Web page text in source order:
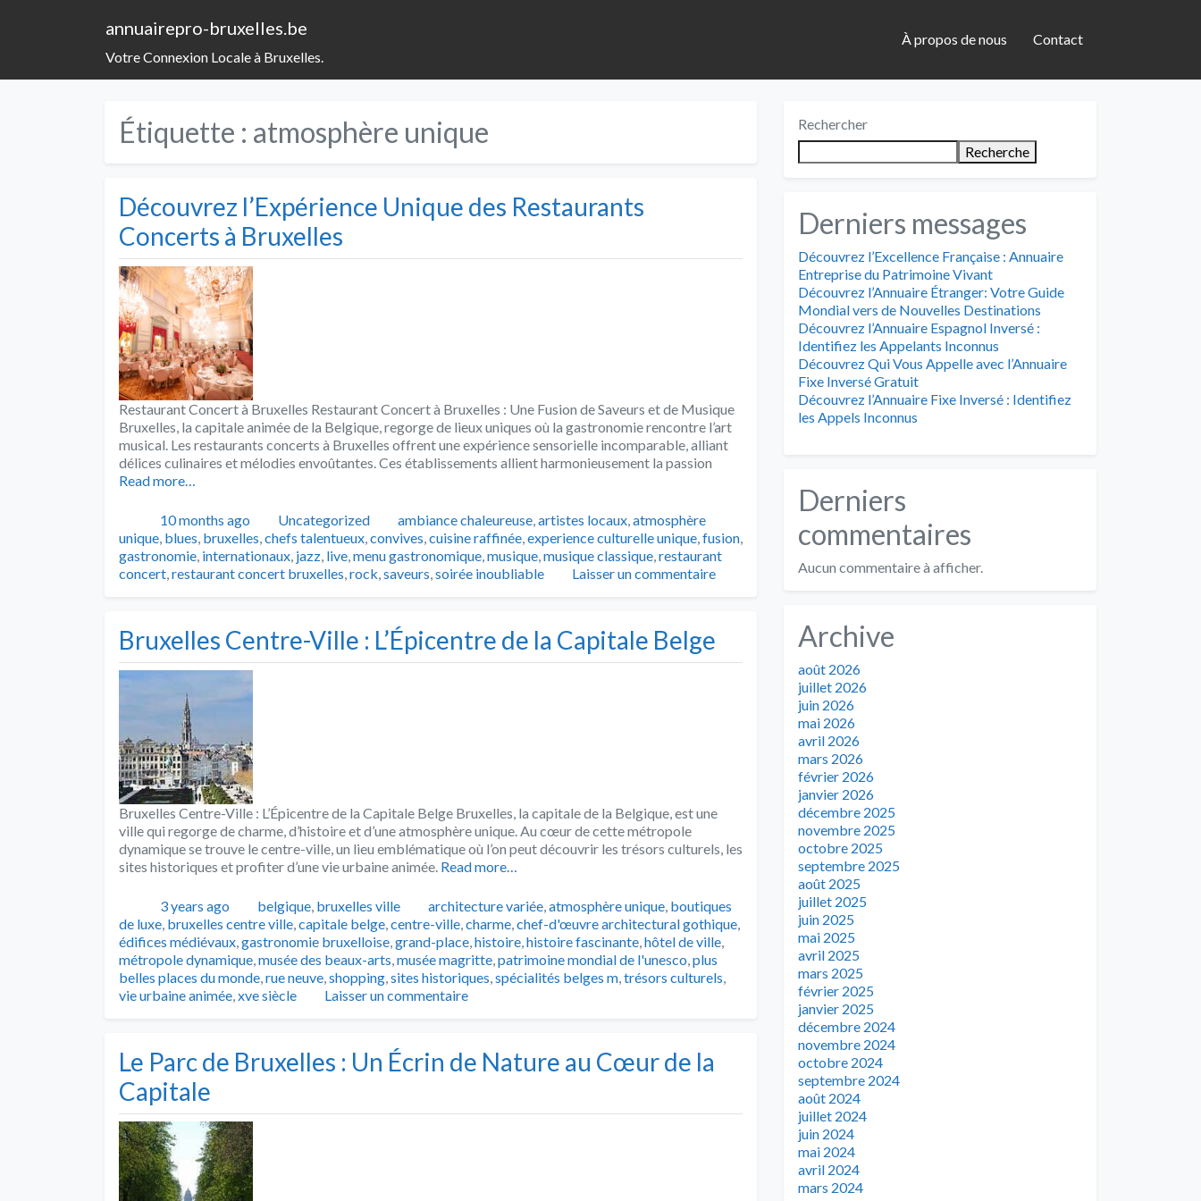
annuairepro-bruxelles.be
Votre Connexion Locale à Bruxelles.
À propos de nous Contact
Étiquette : atmosphère unique
Découvrez l’Expérience Unique des Restaurants
Concerts à Bruxelles
Restaurant Concert à Bruxelles Restaurant Concert à Bruxelles : Une Fusion de Saveurs et de Musique
Bruxelles, la capitale animée de la Belgique, regorge de lieux uniques où la gastronomie rencontre l’art
musical. Les restaurants concerts à Bruxelles offrent une expérience sensorielle incomparable, alliant
délices culinaires et mélodies envoûtantes. Ces établissements allient harmonieusement la passion
Read more…
Publié10 months ago Catégories
Uncategorized Tags
ambiance chaleureuse,artistes locaux,atmosphère
unique, blues, bruxelles,chefs talentueux,convives,cuisine raffinée,experience culturelle unique,fusion,
gastronomie, internationaux, jazz, live,menu gastronomique,musique,musique classique,restaurant
concert,restaurant concert bruxelles,rock,saveurs,soirée inoubliable Laisser un commentaire
Bruxelles Centre-Ville : L’Épicentre de la Capitale Belge
Bruxelles Centre-Ville : L’Épicentre de la Capitale Belge Bruxelles, la capitale de la Belgique, est une
ville qui regorge de charme, d’histoire et d’une atmosphère unique. Au cœur de cette métropole
dynamique se trouve le centre-ville, un lieu emblématique où l’on peut découvrir les trésors culturels, les
sites historiques et profiter d’une vie urbaine animée. Read more…
Publié3 years ago Catégories
belgique, bruxelles ville Tags
architecture variée,atmosphère unique, boutiques
de luxe, bruxelles centre ville,capitale belge,centre-ville,charme,chef-d'œuvre architectural gothique,
édifices médiévaux,gastronomie bruxelloise,grand-place,histoire,histoire fascinante,hôtel de ville,
métropole dynamique,musée des beaux-arts,musée magritte,patrimoine mondial de l'unesco,plus
belles places du monde,rue neuve,shopping,sites historiques,spécialités belges m,trésors culturels,
vie urbaine animée,xve siècle Laisser un commentaire
Le Parc de Bruxelles : Un Écrin de Nature au Cœur de la
Capitale
Rechercher
Recherche
Derniers messages
Découvrez l’Excellence Française : Annuaire
Entreprise du Patrimoine Vivant
Découvrez l’Annuaire Étranger: Votre Guide
Mondial vers de Nouvelles Destinations
Découvrez l’Annuaire Espagnol Inversé :
Identifiez les Appelants Inconnus
Découvrez Qui Vous Appelle avec l’Annuaire
Fixe Inversé Gratuit
Découvrez l’Annuaire Fixe Inversé : Identifiez
les Appels Inconnus
Derniers
commentaires
Aucun commentaire à afficher.
Archive
août 2026
juillet 2026
juin 2026
mai 2026
avril 2026
mars 2026
février 2026
janvier 2026
décembre 2025
novembre 2025
octobre 2025
septembre 2025
août 2025
juillet 2025
juin 2025
mai 2025
avril 2025
mars 2025
février 2025
janvier 2025
décembre 2024
novembre 2024
octobre 2024
septembre 2024
août 2024
juillet 2024
juin 2024
mai 2024
avril 2024
mars 2024